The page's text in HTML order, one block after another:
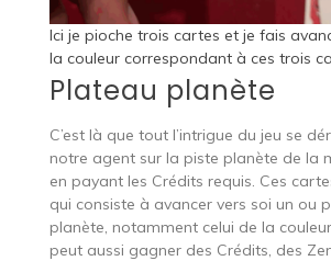
Ici je pioche trois cartes et je fais
la couleur correspondant à ces trois
Plateau planète
C’est là que tout l’intrigue du jeu se
notre agent sur la piste planète de la
en payant les Crédits requis. Ces
qui consiste à avancer vers soi un ou
planète, notamment celui de la
peut aussi gagner des Crédits, des